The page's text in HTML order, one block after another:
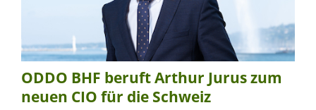
ODDO BHF beruft Arthur Jurus zum
neuen CIO für die Schweiz